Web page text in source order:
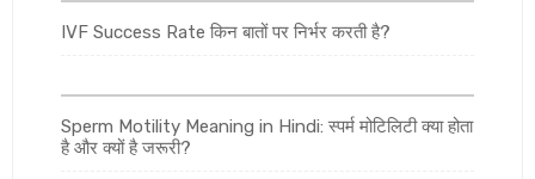
IVF Success Rate किन बातों पर निर्भर करती है?
Sperm Motility Meaning in Hindi: स्पर्म मोटिलिटी क्या होता
है और क्यों है जरूरी?